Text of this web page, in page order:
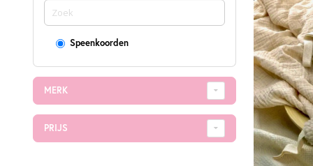
Speenkoorden
MERK
PRIJS